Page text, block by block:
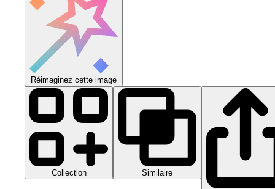
Réimaginez cette image
Collection Similaire